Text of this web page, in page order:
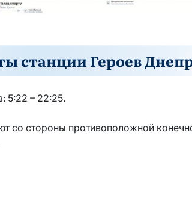
станции Героев
5:22 – 22:25.
со стороны противоположной